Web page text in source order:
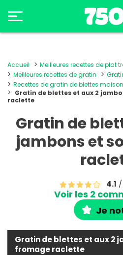
Accueil
Meilleures recettes de plat
Meilleures recettes de gratin
Recettes de gratin de blettes maison
Gratin de blettes et aux 2
raclette
Gratin de
jambons et
4.1
Voir les 2
Je
Gratin de blettes et aux 2
fromage raclette